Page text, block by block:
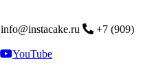
info@instacake.ru
+7 (909)
YouTube